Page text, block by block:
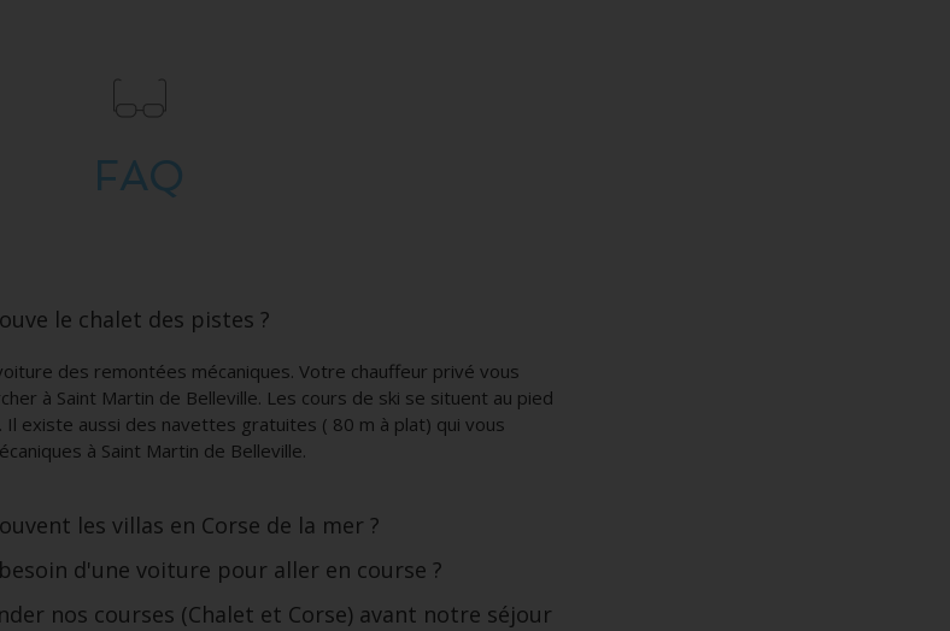
FAQ
le chalet des pistes ?
des remontées mécaniques. Votre chauffeur privé vous
à Saint Martin de Belleville. Les cours de ski se situent au pied
existe aussi des navettes gratuites ( 80 m à plat) qui vous
à Saint Martin de Belleville.
les villas en Corse de la mer ?
d'une voiture pour aller en course ?
nos courses (Chalet et Corse) avant notre séjour